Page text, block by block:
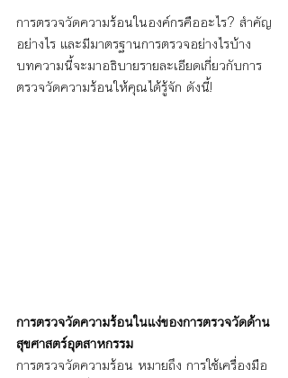
การตรวจวัดความร้อนในองค์กรคืออะไร? สำคัญ
อย่างไร และมีมาตรฐานการตรวจอย่างไรบ้าง
บทความนี้จะมาอธิบายรายละเอียดเกี่ยวกับการ
ตรวจวัดความร้อนให้คุณได้รู้จัก ดังนี้!
การตรวจวัดความร้อนในแง่ของการตรวจวัดด้าน
สุขศาสตร์อุตสาหกรรม
การตรวจวัดความร้อน หมายถึง การใช้เครื่องมือ